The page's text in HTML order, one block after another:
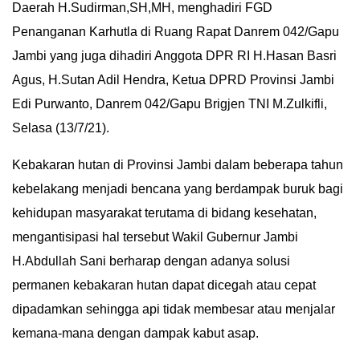
OTOMOTIF
HIBURAN
IN
DEPTH
OPINI
INFOGRAFIS
ADVERTORIAL
Daerah H.Sudirman,SH,MH, menghadiri FGD
Penanganan Karhutla di Ruang Rapat Danrem 042/Gapu
Jambi yang juga dihadiri Anggota DPR RI H.Hasan Basri
Agus, H.Sutan Adil Hendra, Ketua DPRD Provinsi Jambi
Edi Purwanto, Danrem 042/Gapu Brigjen TNI M.Zulkifli,
Selasa (13/7/21).
Kebakaran hutan di Provinsi Jambi dalam beberapa tahun
kebelakang menjadi bencana yang berdampak buruk bagi
kehidupan masyarakat terutama di bidang kesehatan,
mengantisipasi hal tersebut Wakil Gubernur Jambi
H.Abdullah Sani berharap dengan adanya solusi
permanen kebakaran hutan dapat dicegah atau cepat
dipadamkan sehingga api tidak membesar atau menjalar
kemana-mana dengan dampak kabut asap.